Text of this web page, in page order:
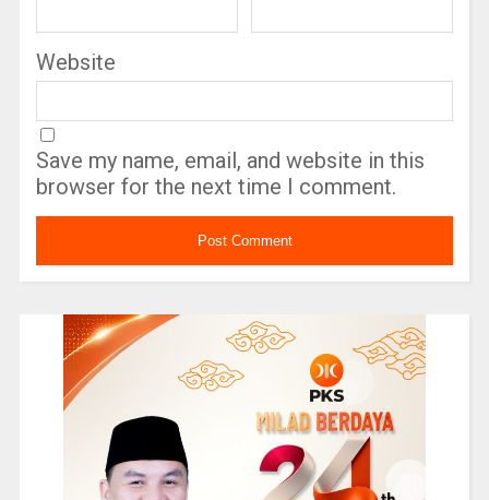
Website
Save my name, email, and website in this
browser for the next time I comment.